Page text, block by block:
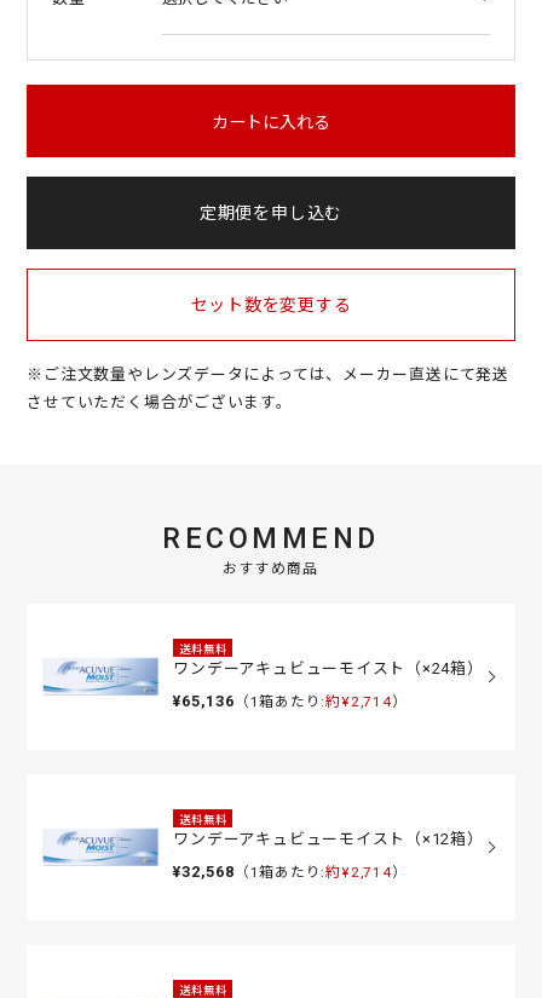
カートに入れる
定期便を申し込む
セット数を変更する
※ご注文数量やレンズデータによっては、メーカー直送にて発送
させていただく場合がございます。
RECOMMEND
おすすめ商品
送料無料
ワンデーアキュビューモイスト（×24箱）
¥65,136 （1箱あたり:約¥2,714）
送料無料
ワンデーアキュビューモイスト（×12箱）
¥32,568 （1箱あたり:約¥2,714）
送料無料